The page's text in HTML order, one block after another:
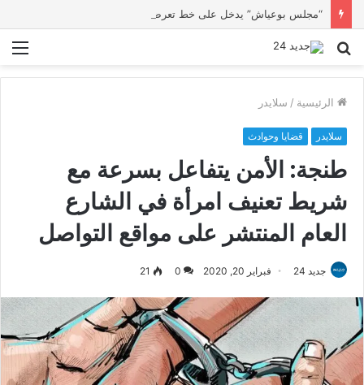
بحث
الرئيسية / سلايدر
سلايدر قضايا وحوادث
طنجة: الأمن يتفاعل بسرعة مع
شريط تعنيف امرأة في الشارع
العام المنتشر على مواقع التواصل
جديد 24 فبراير 20, 2020 0
21